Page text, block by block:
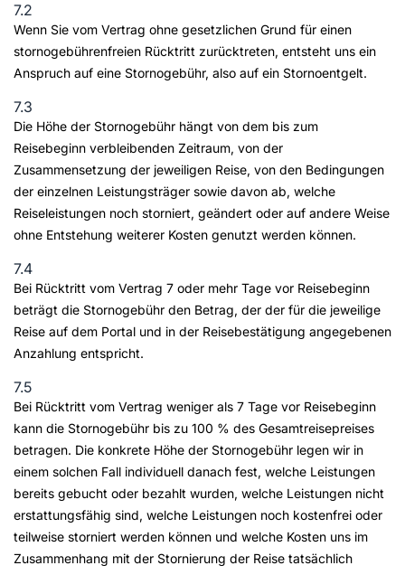
7.2
Wenn Sie vom Vertrag ohne gesetzlichen Grund für einen
stornogebührenfreien Rücktritt zurücktreten, entsteht uns ein
Anspruch auf eine Stornogebühr, also auf ein Stornoentgelt.
7.3
Die Höhe der Stornogebühr hängt von dem bis zum
Reisebeginn verbleibenden Zeitraum, von der
Zusammensetzung der jeweiligen Reise, von den Bedingungen
der einzelnen Leistungsträger sowie davon ab, welche
Reiseleistungen noch storniert, geändert oder auf andere Weise
ohne Entstehung weiterer Kosten genutzt werden können.
7.4
Bei Rücktritt vom Vertrag 7 oder mehr Tage vor Reisebeginn
beträgt die Stornogebühr den Betrag, der der für die jeweilige
Reise auf dem Portal und in der Reisebestätigung angegebenen
Anzahlung entspricht.
7.5
Bei Rücktritt vom Vertrag weniger als 7 Tage vor Reisebeginn
kann die Stornogebühr bis zu 100 % des Gesamtreisepreises
betragen. Die konkrete Höhe der Stornogebühr legen wir in
einem solchen Fall individuell danach fest, welche Leistungen
bereits gebucht oder bezahlt wurden, welche Leistungen nicht
erstattungsfähig sind, welche Leistungen noch kostenfrei oder
teilweise storniert werden können und welche Kosten uns im
Zusammenhang mit der Stornierung der Reise tatsächlich